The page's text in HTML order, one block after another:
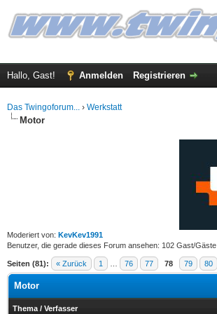
Hallo, Gast! Anmelden Registrieren
Das Twingoforum... › Werkstatt
Motor
Moderiert von: KevKev1991
Benutzer, die gerade dieses Forum ansehen: 102 Gast/Gäste
Seiten (81): « Zurück 1 76 77 78 79 80
Motor
Thema / Verfasser